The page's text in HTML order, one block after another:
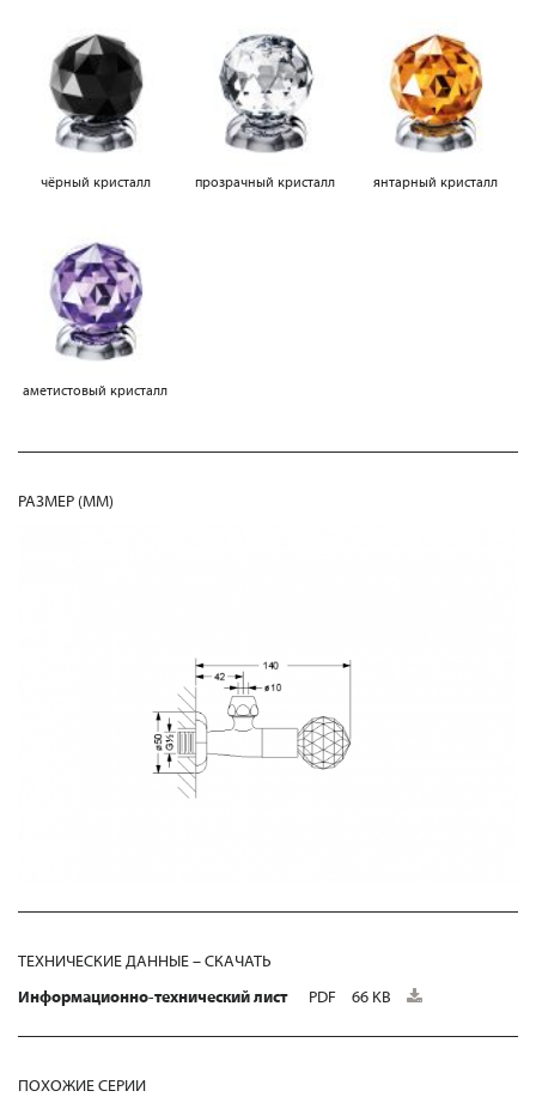
чёрный кристалл прозрачный кристалл янтарный кристалл
аметистовый кристалл
РАЗМЕР (MM)
ТЕХНИЧЕСКИЕ ДАННЫЕ – СКАЧАТЬ
Информационно-технический лист
PDF 66 KB
ПОХОЖИЕ СЕРИИ